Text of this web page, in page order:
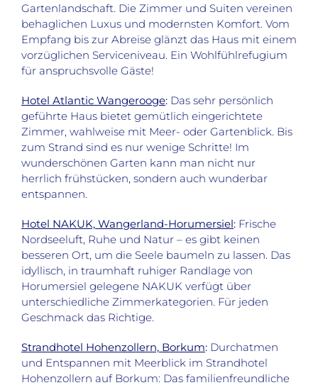
Gartenlandschaft. Die Zimmer und Suiten vereinen
behaglichen Luxus und modernsten Komfort. Vom
Empfang bis zur Abreise glänzt das Haus mit einem
vorzüglichen Serviceniveau. Ein Wohlfühlrefugium
für anspruchsvolle Gäste!
Hotel Atlantic Wangerooge: Das sehr persönlich
geführte Haus bietet gemütlich eingerichtete
Zimmer, wahlweise mit Meer- oder Gartenblick. Bis
zum Strand sind es nur wenige Schritte! Im
wunderschönen Garten kann man nicht nur
herrlich frühstücken, sondern auch wunderbar
entspannen.
Hotel NAKUK, Wangerland-Horumersiel: Frische
Nordseeluft, Ruhe und Natur – es gibt keinen
besseren Ort, um die Seele baumeln zu lassen. Das
idyllisch, in traumhaft ruhiger Randlage von
Horumersiel gelegene NAKUK verfügt über
unterschiedliche Zimmerkategorien. Für jeden
Geschmack das Richtige.
Strandhotel Hohenzollern, Borkum: Durchatmen
und Entspannen mit Meerblick im Strandhotel
Hohenzollern auf Borkum: Das familienfreundliche